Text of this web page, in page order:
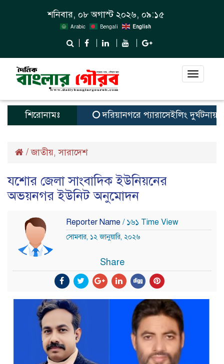
শনিবার, ০৮ অগাস্ট ২০২৬, ০৯:১৫
Arabic Bengali English
Toggle
শিরোনামঃ দরিয়ানগরে প্যারাসেইলিং দুর্ঘটনায়
/জাতীয়,সারাদেশ
যশোর জেলা সাংবাদিক ইউনিয়নের
অভয়নগর ইউনিট অনুমোদন
Reporter Name / ১৬১ Time View
সোমবার, ১২ জানুয়ারি, ২০২৬
Share